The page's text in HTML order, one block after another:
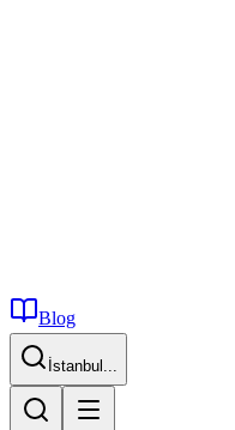
Blog
İstanbul...